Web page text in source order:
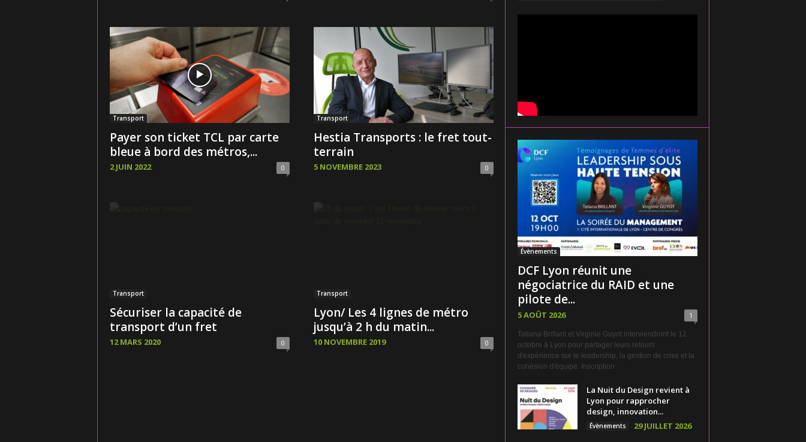
Transport
Payer son ticket TCL par carte
bleue à bord des métros,...
2 JUIN 2022 0
Transport
Hestia Transports : le fret tout-
terrain
5 NOVEMBRE 2023 0
Transport
Sécuriser la capacité de
transport d’un fret
12 MARS 2020 0
Transport
Lyon/ Les 4 lignes de métro
jusqu’à 2 h du matin...
10 NOVEMBRE 2019 0
Évènements
DCF Lyon réunit une
négociatrice du RAID et une
pilote de...
5 AOÛT 2026 1
Tatiana Brillant et Virginie Guyot interviendront le 12
octobre à Lyon pour partager leurs retours
d'expérience sur le leadership, la gestion de crise et la
cohésion d'équipe. Inscription
La Nuit du Design revient à
Lyon pour rapprocher
design, innovation...
Évènements 29 JUILLET 2026